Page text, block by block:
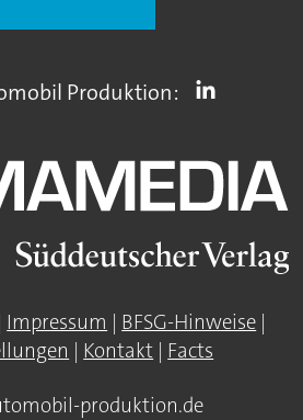
Produktion:
Impressum | BFSG-Hinweise |
| Kontakt | Facts
produktion.de